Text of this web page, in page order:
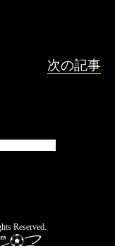
次の記事
Reserved.